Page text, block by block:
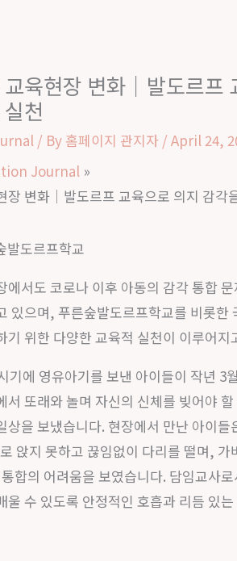
육현장 변화｜발도르프
천
/ By 홈페이지 관지자 /April 24,
Journal
장 변화｜발도르프 교육으로 의지 감각
발도르프학교
에서도 코로나 이후 아동의 감각 통합
있으며, 푸른숲발도르프학교를 비롯한
기 위한 다양한 교육적 실천이 이루어지
기에 영유아기를 보낸 아이들이 작년 3
서 또래와 놀며 자신의 신체를 빚어야
상을 보냈습니다. 현장에서 만난 아이들
앉지 못하고 끊임없이 다리를 떨며, 가
합의 어려움을 보였습니다. 담임교사
울 수 있도록 안정적인 호흡과 리듬 있